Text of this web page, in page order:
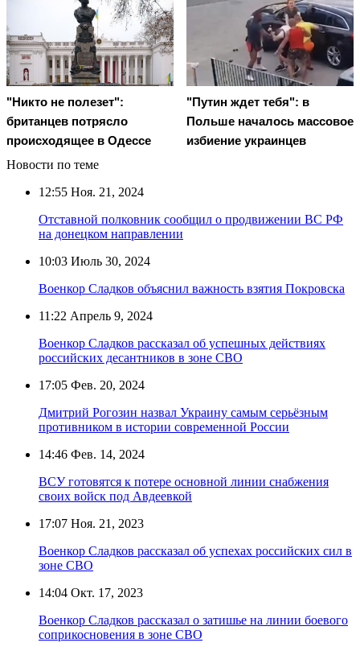
"Никто не полезет":
британцев потрясло
происходящее в Одессе
"Путин ждет тебя": в
Польше началось массовое
избиение украинцев
Новости по теме
12:55 Ноя. 21, 2024
Отставной полковник сообщил о продвижении ВС РФ
на донецком направлении
10:03 Июль 30, 2024
Военкор Сладков объяснил важность взятия Покровска
11:22 Апрель 9, 2024
Военкор Сладков рассказал об успешных действиях
российских десантников в зоне СВО
17:05 Фев. 20, 2024
Дмитрий Рогозин назвал Украину самым серьёзным
противником в истории современной России
14:46 Фев. 14, 2024
ВСУ готовятся к потере основной линии снабжения
своих войск под Авдеевкой
17:07 Ноя. 21, 2023
Военкор Сладков рассказал об успехах российских сил в
зоне СВО
14:04 Окт. 17, 2023
Военкор Сладков рассказал о затишье на линии боевого
соприкосновения в зоне СВО